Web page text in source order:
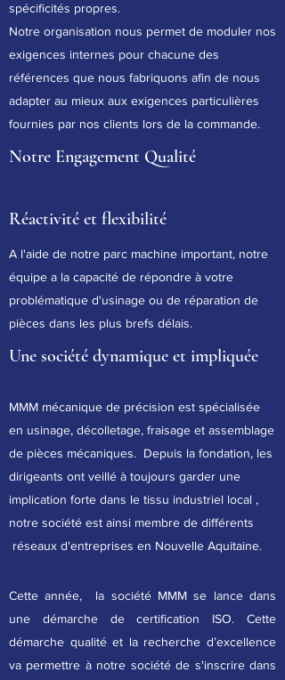
spécificités propres.
Notre organisation nous permet de moduler nos
exigences internes pour chacune des
références que nous fabriquons afin de nous
adapter au mieux aux exigences particulières
fournies par nos clients lors de la commande.
Notre Engagement Qualité
Réactivité et flexibilité
A l'aide de notre parc machine important, notre
équipe a la capacité de répondre à votre
problématique d'usinage ou de réparation de
pièces dans les plus brefs délais.
Une société dynamique et impliquée
MMM mécanique de précision est spécialisée
en usinage, décolletage, fraisage et assemblage
de pièces mécaniques. Depuis la fondation, les
dirigeants ont veillé à toujours garder une
implication forte dans le tissu industriel local ,
notre société est ainsi membre de différents
réseaux d'entreprises en Nouvelle Aquitaine.
Cette année, la société MMM se lance dans
une démarche de certification ISO. Cette
démarche qualité et la recherche d’excellence
va permettre à notre société de s'inscrire dans